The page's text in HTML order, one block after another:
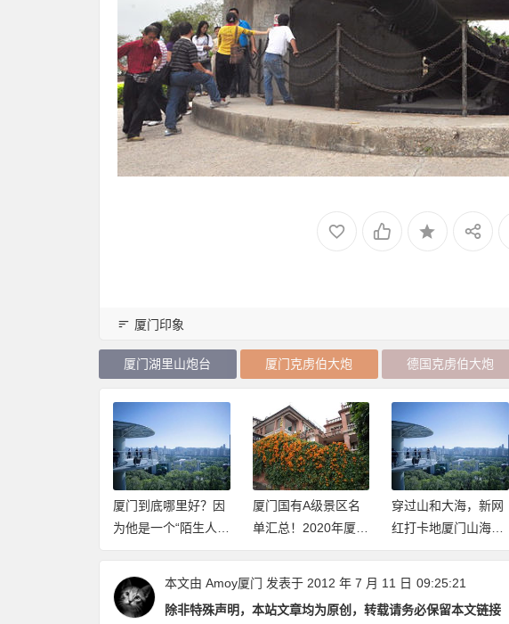
厦门印象
厦门湖里山炮台 厦门克虏伯大炮 德国克虏伯大炮
厦门到底哪里好？因
为他是一个“陌生人”
社会（推荐阅读）
厦门国有A级景区名
单汇总！2020年厦门
这些景点免费开放
穿过山和大海，新网
红打卡地厦门山海健
康步道2020年元旦开
本文由 Amoy厦门 发表于 2012 年 7 月 11 日 09:25:21
除非特殊声明，本站文章均为原创，转载请务必保留本文链接